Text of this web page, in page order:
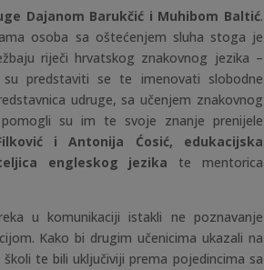
Dajanom Barukčić i Muhibom Baltić.
osoba sa oštećenjem sluha stoga je
riječi hrvatskog znakovnog jezika –
predstaviti se te imenovati slobodne
udruge, sa učenjem znakovnog
su im te svoje znanje prenijele
i Antonija Ćosić, edukacijska
engleskog jezika te mentorica
u komunikaciji istakli ne poznavanje
Kako bi drugim učenicima ukazali na
te bili uključiviji prema pojedincima sa